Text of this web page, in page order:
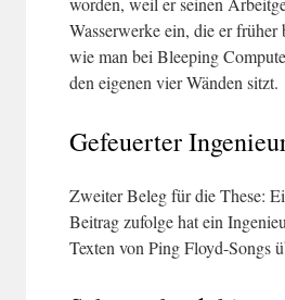
Wasserwerke ein, die er früher
wie man bei Bleeping
den eigenen vier Wänden sitzt.
Gefeuerter
Zweiter Beleg für die These:
Beitrag zufolge hat ein
Texten von Ping Floyd-Songs